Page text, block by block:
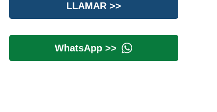
LLAMAR >>
WhatsApp >>